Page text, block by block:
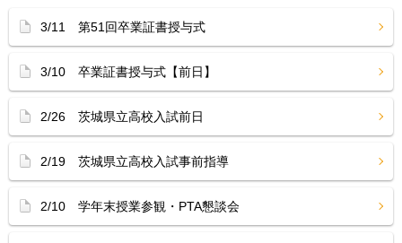
3/11 第51回卒業証書授与式
3/10 卒業証書授与式【前日】
2/26 茨城県立高校入試前日
2/19 茨城県立高校入試事前指導
2/10 学年末授業参観・PTA懇談会